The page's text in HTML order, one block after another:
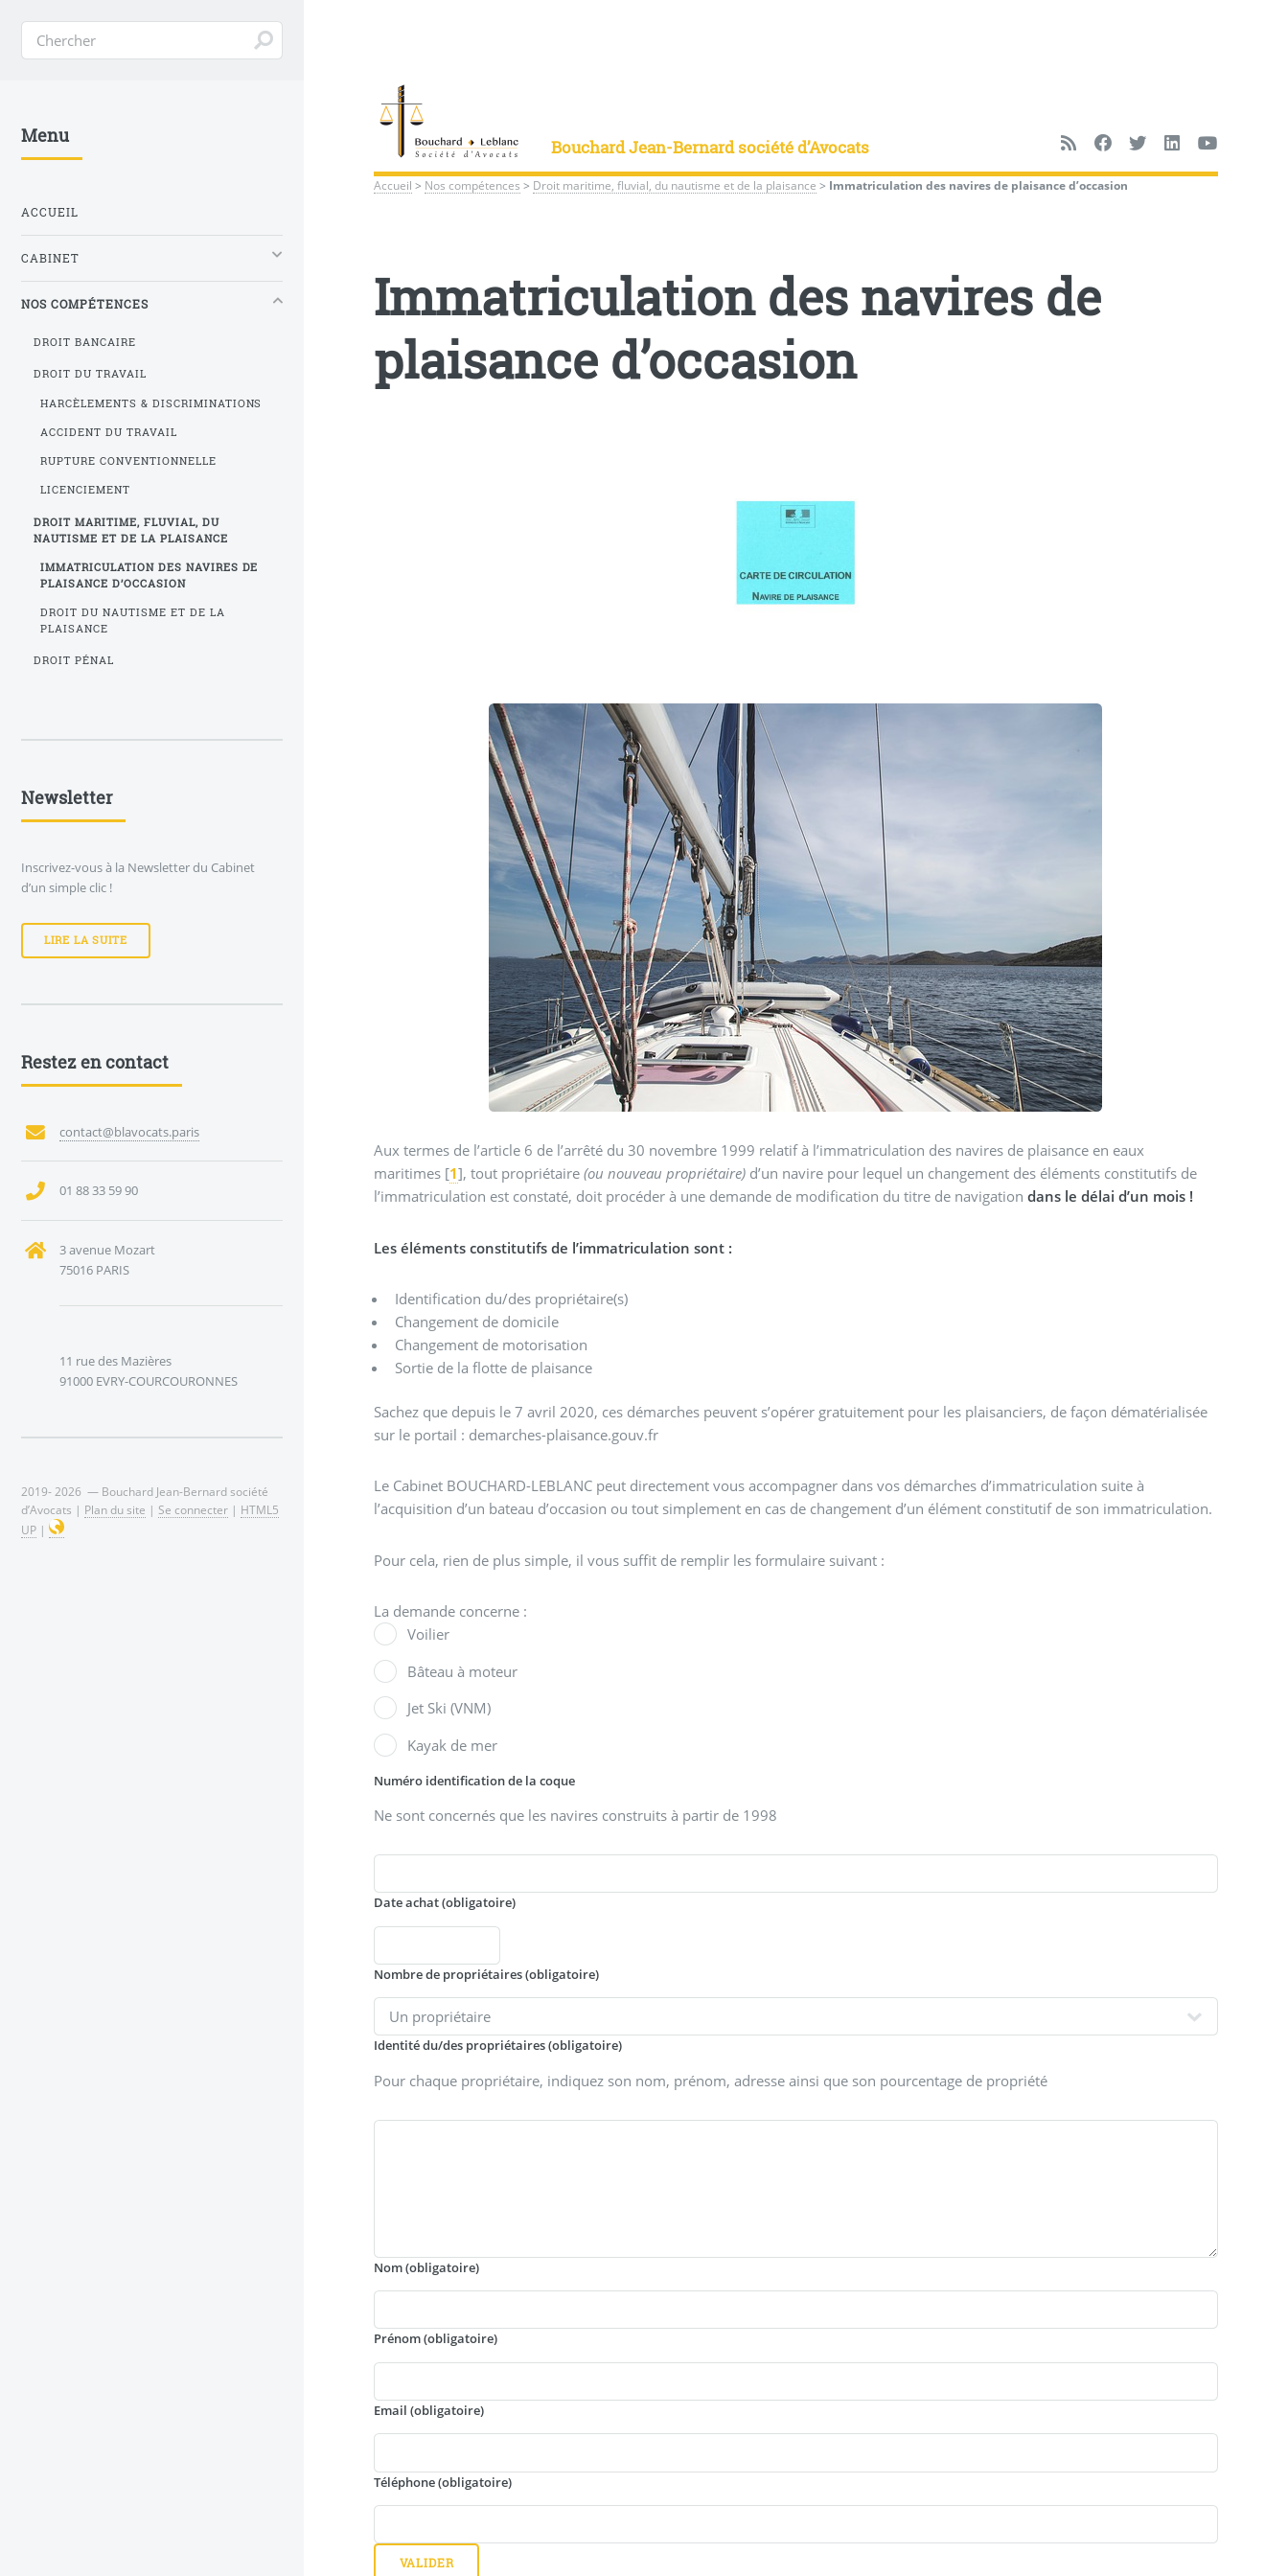
Bouchard Jean-Bernard société d’Avocats
Accueil > Nos compétences > Droit maritime, fluvial, du nautisme et de la plaisance > Immatriculation des navires de plaisance d’occasion
Immatriculation des navires de
plaisance d’occasion
Aux termes de l’article 6 de l’arrêté du 30 novembre 1999 relatif à l’immatriculation des navires de plaisance en eaux
maritimes [1], tout propriétaire(ou nouveau propriétaire) d’un navire pour lequel un changement des éléments constitutifs de
l’immatriculation est constaté, doit procéder à une demande de modification du titre de navigationdans le délai d’un mois !
Les éléments constitutifs de l’immatriculation sont :
Identification du/des propriétaire(s)
Changement de domicile
Changement de motorisation
Sortie de la flotte de plaisance
Sachez que depuis le 7 avril 2020, ces démarches peuvent s’opérer gratuitement pour les plaisanciers, de façon dématérialisée
sur le portail : demarches-plaisance.gouv.fr
Le Cabinet BOUCHARD-LEBLANC peut directement vous accompagner dans vos démarches d’immatriculation suite à
l’acquisition d’un bateau d’occasion ou tout simplement en cas de changement d’un élément constitutif de son immatriculation.
Pour cela, rien de plus simple, il vous suffit de remplir les formulaire suivant :
La demande concerne :
Voilier
Bâteau à moteur
Jet Ski (VNM)
Kayak de mer
Numéro identification de la coque
Ne sont concernés que les navires construits à partir de 1998
Date achat(obligatoire)
Nombre de propriétaires(obligatoire)
Identité du/des propriétaires(obligatoire)
Pour chaque propriétaire, indiquez son nom, prénom, adresse ainsi que son pourcentage de propriété
Nom(obligatoire)
Prénom(obligatoire)
Email (obligatoire)
Téléphone(obligatoire)
VALIDER
Menu
ACCUEIL
CABINET
NOS COMPÉTENCES
DROIT BANCAIRE
DROIT DU TRAVAIL
HARCÈLEMENTS & DISCRIMINATIONS
ACCIDENT DU TRAVAIL
RUPTURE CONVENTIONNELLE
LICENCIEMENT
DROIT MARITIME, FLUVIAL, DU
NAUTISME ET DE LA PLAISANCE
IMMATRICULATION DES NAVIRES DE
PLAISANCE D’OCCASION
DROIT DU NAUTISME ET DE LA
PLAISANCE
DROIT PÉNAL
Newsletter
Inscrivez-vous à la Newsletter du Cabinet
d’un simple clic !
LIRE LA SUITE
Restez en contact
contact@blavocats.paris
01 88 33 59 90
3 avenue Mozart
75016 PARIS
11 rue des Mazières
91000 EVRY-COURCOURONNES
2019- 2026 — Bouchard Jean-Bernard société
d’Avocats | Plan du site | Se connecter | HTML5
UP |